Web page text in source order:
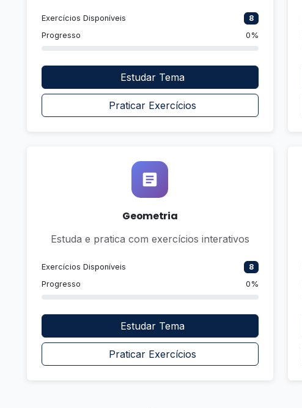
Exercícios Disponíveis
8
Progresso
0%
Estudar Tema
Praticar Exercícios
Geometria
Estuda e pratica com exercícios interativos
Exercícios Disponíveis
8
Progresso
0%
Estudar Tema
Praticar Exercícios